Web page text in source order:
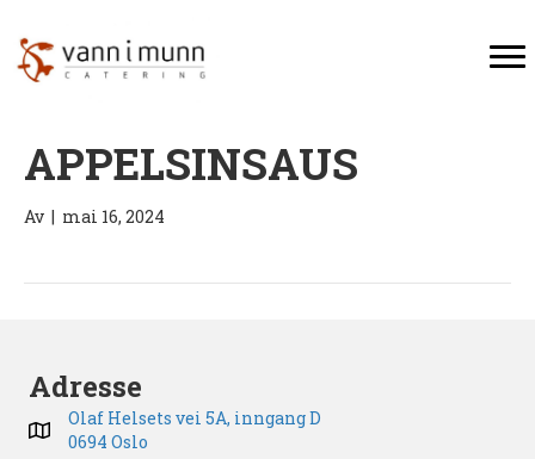
APPELSINSAUS
Av | mai 16, 2024
Adresse
Olaf Helsets vei 5A, inngang D
0694 Oslo